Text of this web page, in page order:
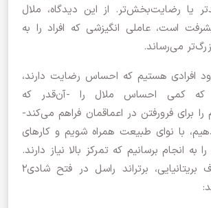
یا رضایت‌بخش‌تر. از این دیدگاه، ملال
است، عاملی انگیزشی که افراد را به
می‌رساند.
افرادی هستیم که احساس رضایت دارند،
که کمی احساس ملال را -آن‌قدر که
برای فرورفتن در اعماقمان فراهم می‌کند-
با نوای طبیعت همراه شویم و کارهای
به انجام برسانیم که تمرکز بالا نیاز دارند.
آن‌طور که فیلسوف بریتانیایی، برتراند راسل در فتح شادی۲